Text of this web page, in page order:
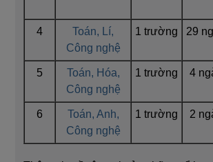
4
Toán, Lí,
Công nghệ
1 trường 29
5
Toán, Hóa,
Công nghệ
1 trường 4
6
Toán, Anh,
Công nghệ
1 trường 2